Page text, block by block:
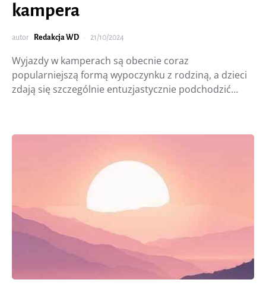
kampera
autor Redakcja WD 21/10/2024
Wyjazdy w kamperach są obecnie coraz
popularniejszą formą wypoczynku z rodziną, a dzieci
zdają się szczególnie entuzjastycznie podchodzić…